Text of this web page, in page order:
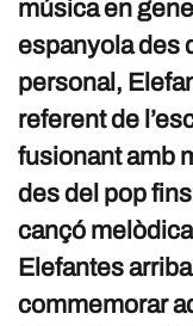
música en
espanyola des
personal,
referent de
fusionant amb
des del pop
cançó
Elefantes
commemorar